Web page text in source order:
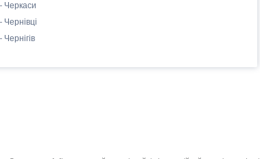
Черкаси